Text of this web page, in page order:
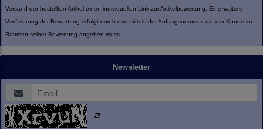
Versand der bestellten Artikel einen individuellen Link zur Artikelbewertung. Eine weitere
Verifizierung der Bewertung erfolgt durch uns mittels der Auftragsnummer, die der Kunde im
Rahmen seiner Bewertung angeben muss.
Newsletter